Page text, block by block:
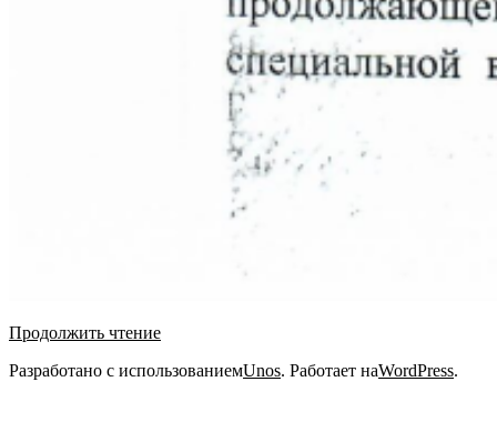
Продолжить чтение
2022-
Разработано с использованиемUnos. Работает наWordPress.